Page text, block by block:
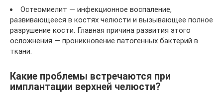
Остеомиелит — инфекционное воспаление,
развивающееся в костях челюсти и вызывающее полное
разрушение кости. Главная причина развития этого
осложнения — проникновение патогенных бактерий в
ткани.
Какие проблемы встречаются при
имплантации верхней челюсти?